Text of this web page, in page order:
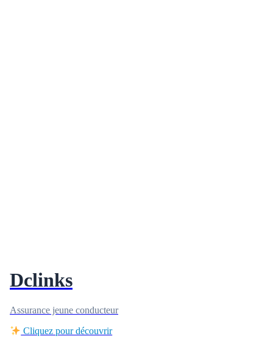
Dclinks
Assurance jeune conducteur
Cliquez pour découvrir